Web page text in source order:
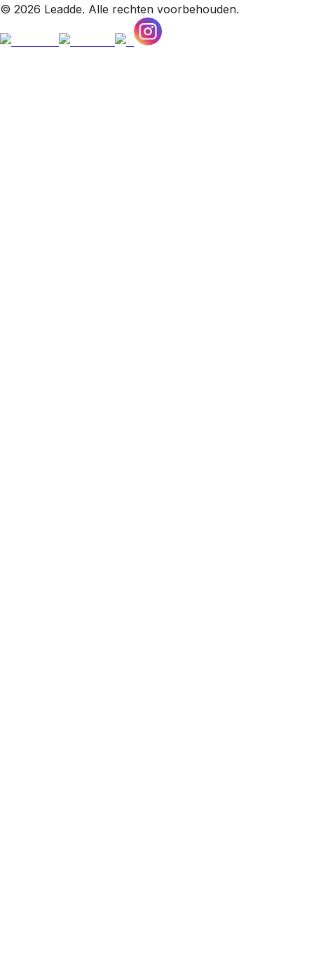
© 2026 Leadde. Alle rechten voorbehouden.